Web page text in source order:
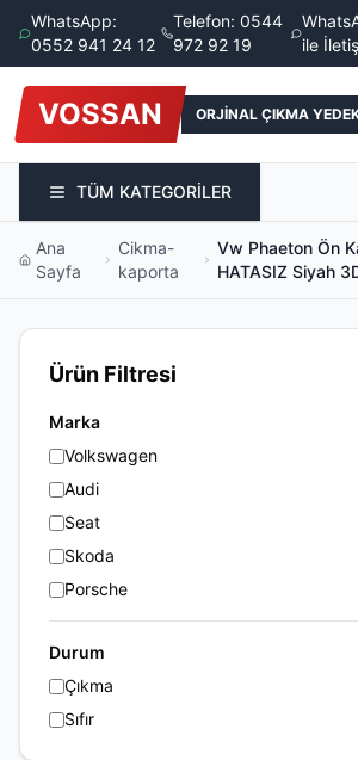
WhatsApp:
0552 941 24 12
Telefon: 0544
972 92 19
ile
VOSSAN ORJİNAL ÇIKMA
TÜM KATEGORİLER
Ana
Sayfa
Cikma-
kaporta
Vw Phaeton Ön
HATASIZ Siyah
Ürün Filtresi
Marka
Volkswagen
Audi
Seat
Skoda
Porsche
Durum
Çıkma
Sıfır